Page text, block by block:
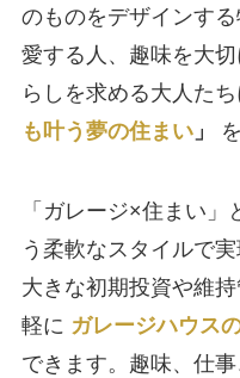
のものをデザインす
愛する人、趣味を大
らしを求める大人たち
も叶う夢の住まい」
「ガレージ×住まい
う柔軟なスタイルで実
大きな初期投資や維
軽に ガレージハウス
できます。趣味、仕